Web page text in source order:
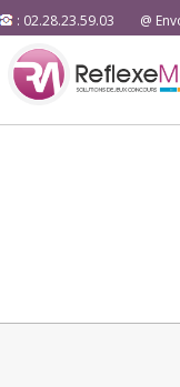
: 02.28.23.59.03 @